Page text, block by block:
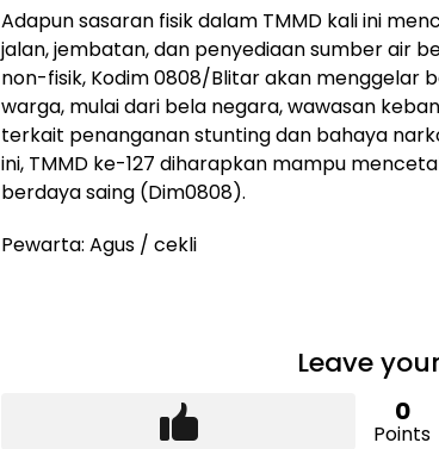
Adapun sasaran fisik dalam TMMD kali ini
jalan, jembatan, dan penyediaan sumber air
non-fisik, Kodim 0808/Blitar akan menggelar
warga, mulai dari bela negara, wawasan
terkait penanganan stunting dan bahaya
ini, TMMD ke-127 diharapkan mampu
berdaya saing (Dim0808).
Pewarta: Agus / cekli
Leave
0
Points